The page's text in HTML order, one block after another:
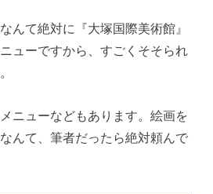
んて絶対に『大塚国際美術館』
ューですから、すごくそそられ
ニューなどもあります。絵画を
んて、筆者だったら絶対頼んで